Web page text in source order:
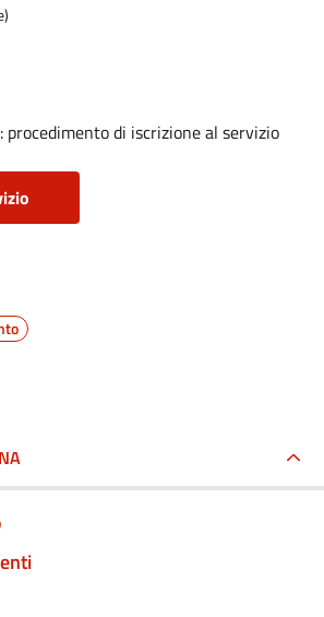
procedimento di iscrizione al servizio